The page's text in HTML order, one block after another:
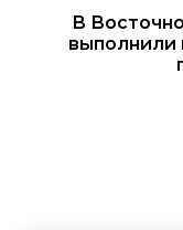
В
выполнили